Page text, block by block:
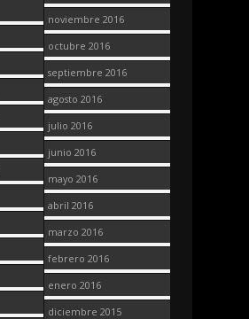
noviembre 2016
octubre 2016
septiembre 2016
agosto 2016
julio 2016
junio 2016
mayo 2016
abril 2016
marzo 2016
febrero 2016
enero 2016
diciembre 2015